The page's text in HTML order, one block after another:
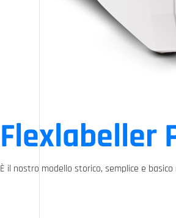
Flexlabeller
È il nostro modello storico, semplice e